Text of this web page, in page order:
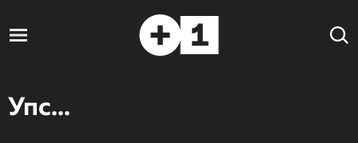
Упс...